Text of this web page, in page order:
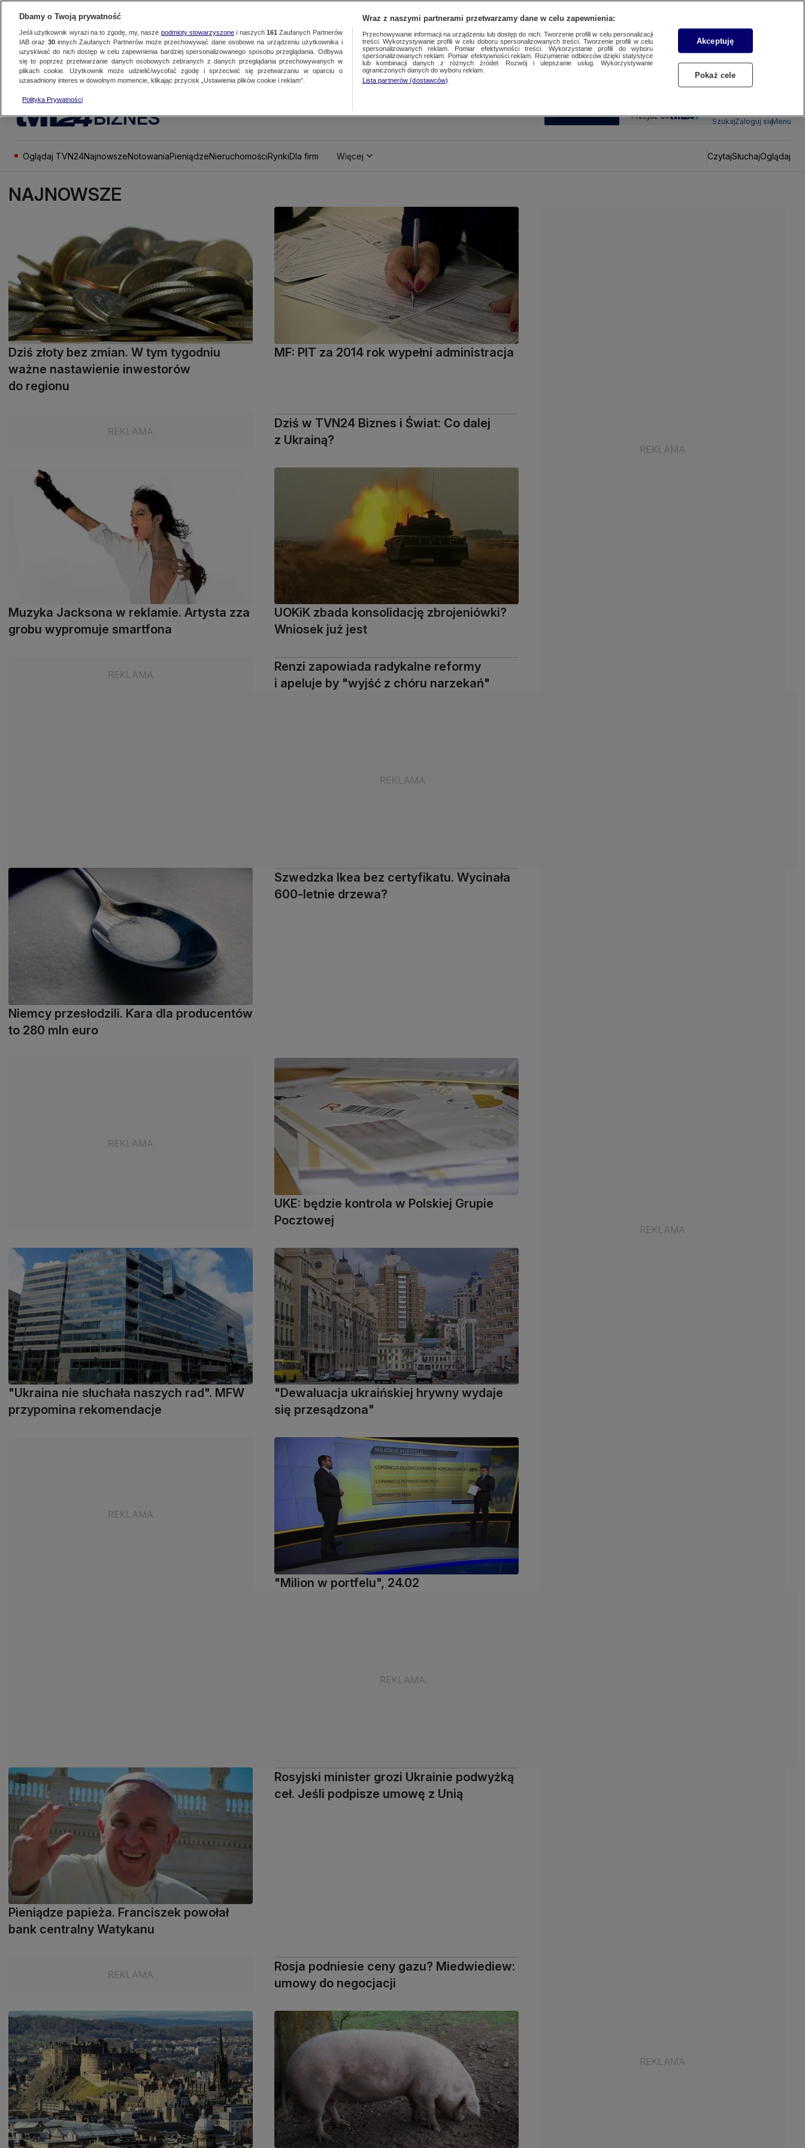
BIZNES SUBSKRYBUJ Przejdź do
SzukajZaloguj sięMenu
Oglądaj TVN24NajnowszeNotowaniaPieniądzeNieruchomościRynkiDla firm Więcej CzytajSłuchajOglądaj
NAJNOWSZE
Dziś złoty bez zmian. W tym tygodniu
ważne nastawienie inwestorów
do regionu
MF: PIT za 2014 rok wypełni administracja
Dziś w TVN24 Biznes i Świat: Co dalej
z Ukrainą?
Muzyka Jacksona w reklamie. Artysta zza
grobu wypromuje smartfona
UOKiK zbada konsolidację zbrojeniówki?
Wniosek już jest
Renzi zapowiada radykalne reformy
i apeluje by "wyjść z chóru narzekań"
Niemcy przesłodzili. Kara dla producentów
to 280 mln euro
Szwedzka Ikea bez certyfikatu. Wycinała
600-letnie drzewa?
UKE: będzie kontrola w Polskiej Grupie
Pocztowej
"Ukraina nie słuchała naszych rad". MFW
przypomina rekomendacje
"Dewaluacja ukraińskiej hrywny wydaje
się przesądzona"
"Milion w portfelu", 24.02
Pieniądze papieża. Franciszek powołał
bank centralny Watykanu
Rosyjski minister grozi Ukrainie podwyżką
ceł. Jeśli podpisze umowę z Unią
Rosja podniesie ceny gazu? Miedwiediew:
umowy do negocjacji
Dbamy o Twoją prywatność
Jeśli użytkownik wyrazi na to zgodę, my, nasze podmioty stowarzyszonei naszych 161 Zaufanych Partnerów
IAB oraz 30innych Zaufanych Partnerów może przechowywać dane osobowe na urządzeniu użytkownika i
uzyskiwać do nich dostęp w celu zapewnienia bardziej spersonalizowanego sposobu przeglądania. Odbywa
się to poprzez przetwarzanie danych osobowych zebranych z danych przeglądania przechowywanych w
plikach cookie. Użytkownik może udzielić/wycofać zgodę i sprzeciwić się przetwarzaniu w oparciu o
uzasadniony interes w dowolnym momencie, klikając przycisk „Ustawienia plików cookie i reklam”.
Polityka Prywatności
Wraz z naszymi partnerami przetwarzamy dane w celu zapewnienia:
Przechowywanie informacji na urządzeniu lub dostęp do nich. Tworzenie profili w celu personalizacji
treści. Wykorzystywanie profili w celu doboru spersonalizowanych treści. Tworzenie profili w celu
spersonalizowanych reklam. Pomiar efektywności treści. Wykorzystanie profili do wyboru
spersonalizowanych reklam. Pomiar efektywności reklam. Rozumienie odbiorców dzięki statystyce
lub kombinacji danych z różnych źródeł. Rozwój i ulepszanie usług. Wykorzystywanie
ograniczonych danych do wyboru reklam.
Lista partnerów (dostawców)
Akceptuję
Pokaż cele